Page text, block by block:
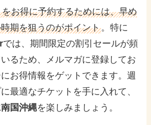
お得に予約するためには、早め
期を狙うのがポイント。特に
では、期間限定の割引セールが頻
るため、メルマガに登録してお
お得情報をゲットできます。週
最適なチケットを手に入れて、
国沖縄を楽しみましょう。